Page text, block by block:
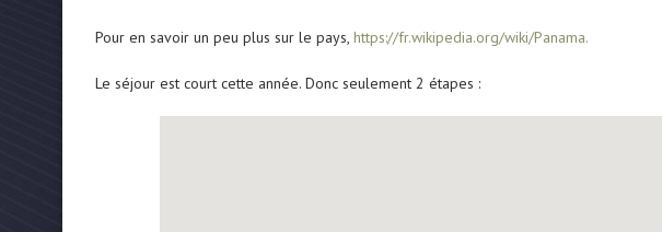
Pour en savoir un peu plus sur le pays, https://fr.wikipedia.org/wiki/Panama.
Le séjour est court cette année. Donc seulement 2 étapes :